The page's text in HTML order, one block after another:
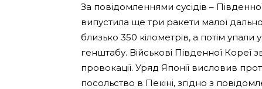
За повідомленнями сусідів –
випустила ще три ракети малої
близько 350 кілометрів, а потім
генштабу. Військові Південної Кореї
провокації. Уряд Японії висловив
посольство в Пекіні, згідно з